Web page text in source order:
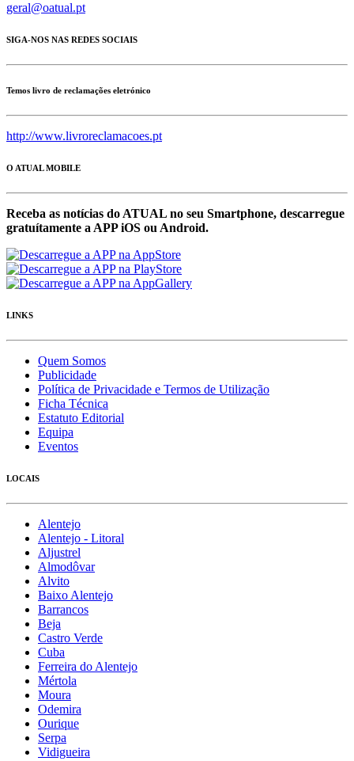
geral@oatual.pt
SIGA-NOS NAS REDES SOCIAIS
Temos livro de reclamações eletrónico
http://www.livroreclamacoes.pt
O ATUAL MOBILE
Receba as notícias do ATUAL no seu Smartphone, descarregue
gratuítamente a APP iOS ou Android.
LINKS
Quem Somos
Publicidade
Política de Privacidade e Termos de Utilização
Ficha Técnica
Estatuto Editorial
Equipa
Eventos
LOCAIS
Alentejo
Alentejo - Litoral
Aljustrel
Almodôvar
Alvito
Baixo Alentejo
Barrancos
Beja
Castro Verde
Cuba
Ferreira do Alentejo
Mértola
Moura
Odemira
Ourique
Serpa
Vidigueira